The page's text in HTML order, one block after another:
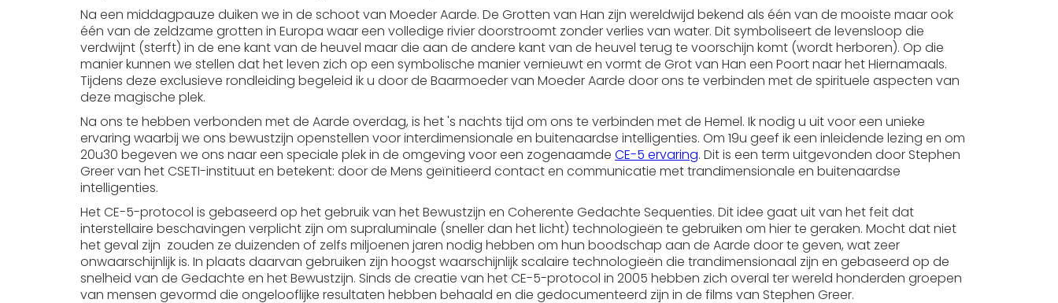
Na een middagpauze duiken we in de schoot van Moeder Aarde. De Grotten van Han zijn wereldwijd bekend als één van de mooiste maar ook
één van de zeldzame grotten in Europa waar een volledige rivier doorstroomt zonder verlies van water. Dit symboliseert de levensloop die
verdwijnt (sterft) in de ene kant van de heuvel maar die aan de andere kant van de heuvel terug te voorschijn komt (wordt herboren). Op die
manier kunnen we stellen dat het leven zich op een symbolische manier vernieuwt en vormt de Grot van Han een Poort naar het Hiernamaals.
Tijdens deze exclusieve rondleiding begeleid ik u door de Baarmoeder van Moeder Aarde door ons te verbinden met de spirituele aspecten van
deze magische plek.
Na ons te hebben verbonden met de Aarde overdag, is het 's nachts tijd om ons te verbinden met de Hemel. Ik nodig u uit voor een unieke
ervaring waarbij we ons bewustzijn openstellen voor interdimensionale en buitenaardse intelligenties. Om 19u geef ik een inleidende lezing en om
20u30 begeven we ons naar een speciale plek in de omgeving voor een zogenaamde CE-5 ervaring. Dit is een term uitgevonden door Stephen
Greer van het CSETI-instituut en betekent: door de Mens geïnitieerd contact en communicatie met trandimensionale en buitenaardse
intelligenties.
Het CE-5-protocol is gebaseerd op het gebruik van het Bewustzijn en Coherente Gedachte Sequenties. Dit idee gaat uit van het feit dat
interstellaire beschavingen verplicht zijn om supraluminale (sneller dan het licht) technologieën te gebruiken om hier te geraken. Mocht dat niet
het geval zijn zouden ze duizenden of zelfs miljoenen jaren nodig hebben om hun boodschap aan de Aarde door te geven, wat zeer
onwaarschijnlijk is. In plaats daarvan gebruiken zijn hoogst waarschijnlijk scalaire technologieën die trandimensionaal zijn en gebaseerd op de
snelheid van de Gedachte en het Bewustzijn. Sinds de creatie van het CE-5-protocol in 2005 hebben zich overal ter wereld honderden groepen
van mensen gevormd die ongelooflijke resultaten hebben behaald en die gedocumenteerd zijn in de films van Stephen Greer.